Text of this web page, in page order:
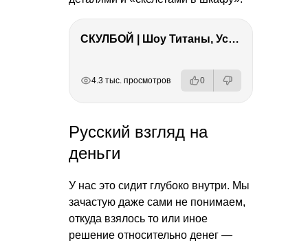
СКУЛБОЙ | Шоу Титаны, Усейн Болт, Ларрат, Зашквар!
4.3 тыс. просмотров 0
Русский взгляд на
деньги
У нас это сидит глубоко внутри. Мы
зачастую даже сами не понимаем,
откуда взялось то или иное
решение относительно денег —